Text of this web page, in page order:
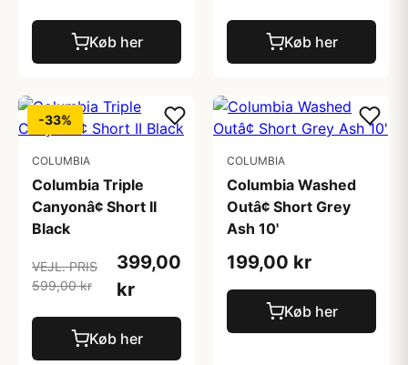
Køb her Køb her
-33%
COLUMBIA
Columbia Triple
Canyonâ¢ Short II
Black
VEJL. PRIS
599,00 kr
399,00
kr
Køb her
COLUMBIA
Columbia Washed
Outâ¢ Short Grey
Ash 10'
199,00 kr
Køb her